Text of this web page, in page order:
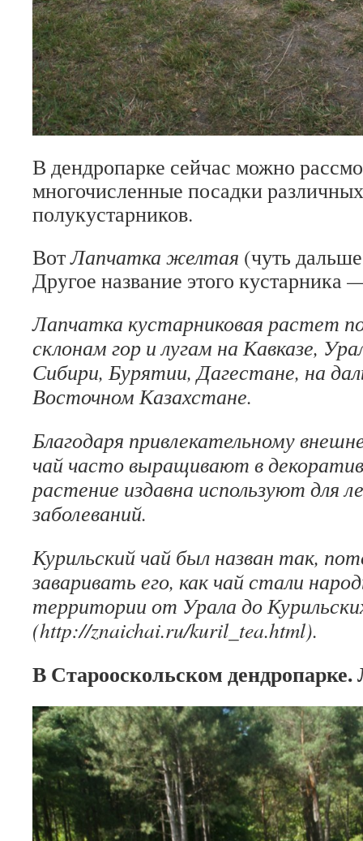
В дендропарке сейчас можно
многочисленные посадки
полукустарников.
ВотЛапчатка желтая (чуть
Другое название этого кустарника
Лапчатка кустарниковая растет
склонам гор и лугам на Кавказе,
Сибири, Бурятии, Дагестане, на
Восточном Казахстане.
Благодаря привлекательному
чай часто выращивают в
растение издавна используют для
заболеваний.
Курильский чай был назван так,
заваривать его, как чай стали
территории от Урала до
(http://znaichai.ru/kuril_tea.html).
В Старооскольском